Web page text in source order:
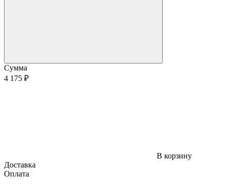
Сумма
4 175 ₽
В корзину
Доставка
Оплата